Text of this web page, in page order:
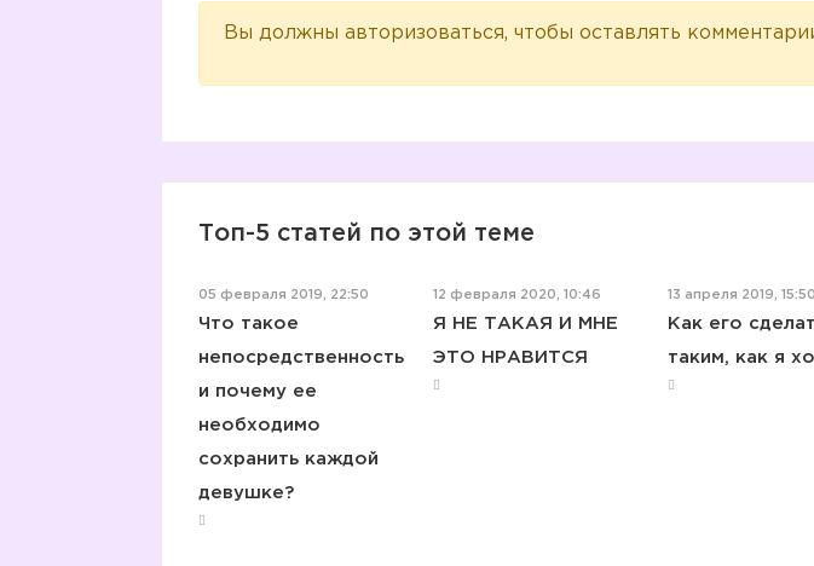
Вы должны авторизоваться, чтобы оставлять
Топ-5 статей по этой теме
05 февраля 2019, 22:50
Что такое
непосредственность
и почему ее
необходимо
сохранить каждой
девушке?
12 февраля 2020, 10:46
Я НЕ ТАКАЯ И МНЕ
ЭТО НРАВИТСЯ
13 апреля 2019, 15:50
Как его
таким, как я